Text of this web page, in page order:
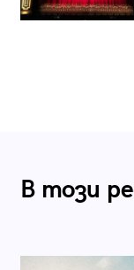
В този